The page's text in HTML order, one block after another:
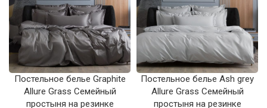
Постельное белье Graphite
Allure Grass Семейный
простыня на резинке
Постельное белье Ash grey
Allure Grass Семейный
простыня на резинке